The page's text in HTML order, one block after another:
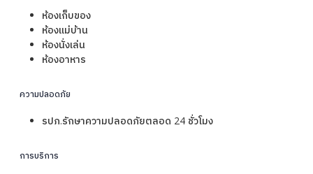
ห้องเก็บของ
ห้องแม่บ้าน
ห้องนั่งเล่น
ห้องอาหาร
ความปลอดภัย
รปภ.รักษาความปลอดภัยตลอด 24 ชั่วโมง
การบริการ